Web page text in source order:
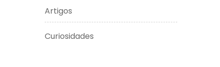
Artigos
Curiosidades